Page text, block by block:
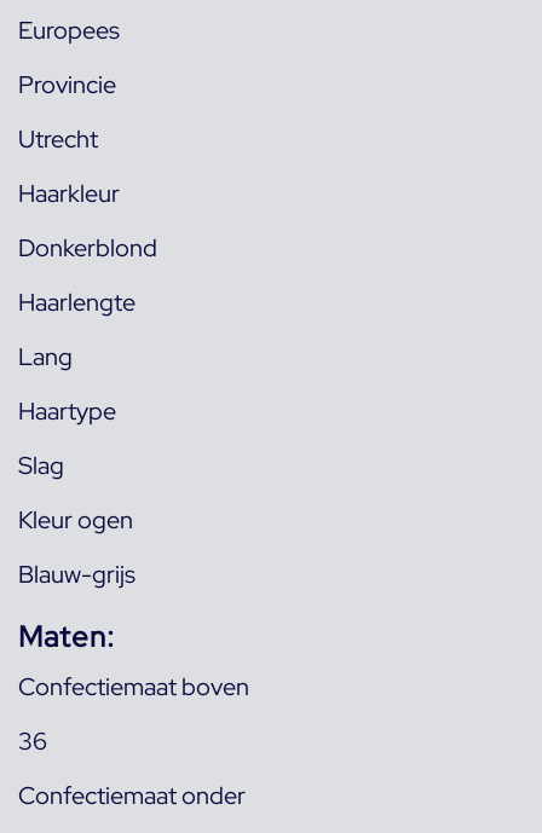
Europees
Provincie
Utrecht
Haarkleur
Donkerblond
Haarlengte
Lang
Haartype
Slag
Kleur ogen
Blauw-grijs
Maten:
Confectiemaat boven
36
Confectiemaat onder